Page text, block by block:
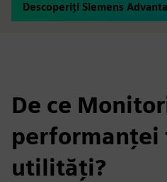
Descoperiți Siemens Advanta
De ce
performanței
utilități?